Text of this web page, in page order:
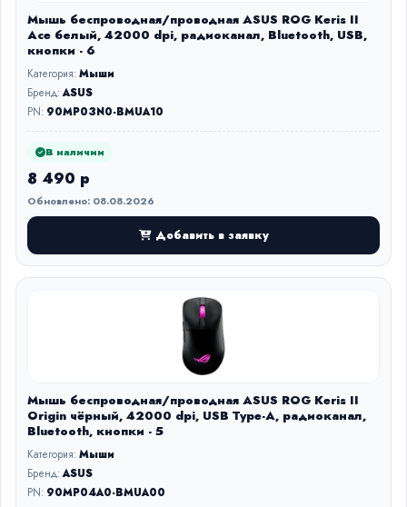
Мышь беспроводная/проводная ASUS ROG Keris II
Ace белый, 42000 dpi, радиоканал, Bluetooth, USB,
кнопки - 6
Категория:Мыши
Бренд:ASUS
PN: 90MP03N0-BMUA10
В наличии
8 490 р
Обновлено: 08.08.2026
Добавить в заявку
Мышь беспроводная/проводная ASUS ROG Keris II
Origin чёрный, 42000 dpi, USB Type-A, радиоканал,
Bluetooth, кнопки - 5
Категория:Мыши
Бренд:ASUS
PN: 90MP04A0-BMUA00